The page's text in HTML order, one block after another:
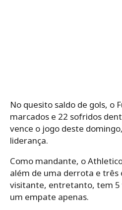
No quesito saldo de gols, o
marcados e 22 sofridos
vence o jogo deste
liderança.
Como mandante, o
além de uma derrota e três
visitante, entretanto, tem 5
um empate apenas.